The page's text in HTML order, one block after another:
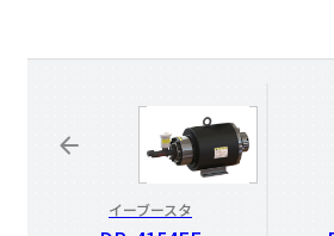
イーブースタ